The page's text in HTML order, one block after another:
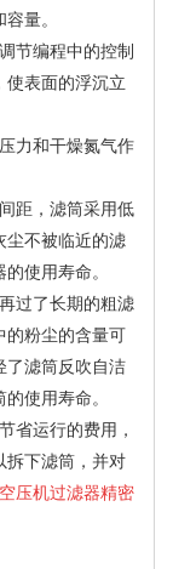
量。
节编程中的控制
使表面的浮沉立
力和干燥氮气作
距，滤筒采用低
尘不被临近的滤
使用寿命。
过了长期的粗滤
的粉尘的含量可
了滤筒反吹自洁
使用寿命。
省运行的费用，
拆下滤筒，并对
压机过滤器精密